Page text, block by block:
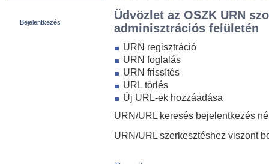
Bejelentkezés
Üdvözlet az OSZK URN
adminisztrációs felületén
URN regisztráció
URN foglalás
URN frissítés
URL törlés
Új URL-ek hozzáadása
URN/URL keresés bejelentkezés
URN/URL szerkesztéshez viszont